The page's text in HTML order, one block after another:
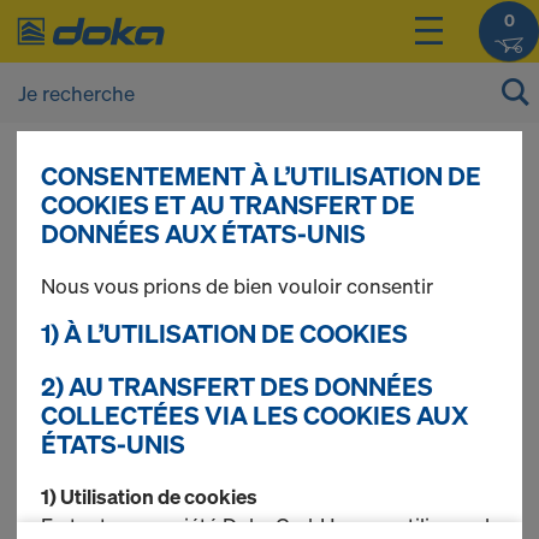
0
Vous pouvez afficher les prix de vos produits
après vous être connecté(e)ouinscrit(e)
Poutrelles
aluminium
1 produits trouvés
CONSENTEMENT À L’UTILISATION DE
COOKIES ET AU TRANSFERT DE
DONNÉES AUX ÉTATS-UNIS
Nous vous prions de bien vouloir consentir
1) À L’UTILISATION DE COOKIES
2) AU TRANSFERT DES DONNÉES
COLLECTÉES VIA LES COOKIES AUX
ÉTATS-UNIS
1) Utilisation de cookies
En tant que société Doka GmbH, nous utilisons des